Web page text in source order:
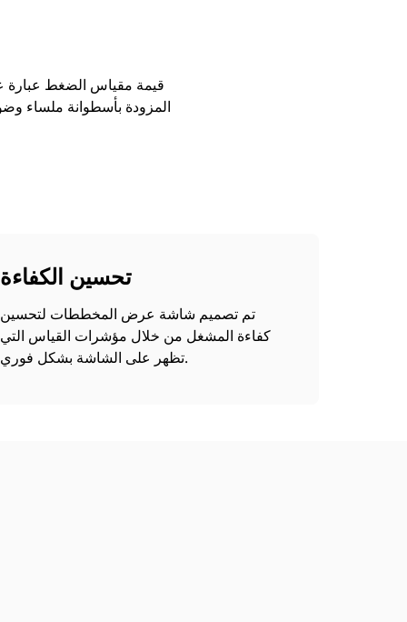
قيمة مقياس الضغط عبارة عن
المزودة بأسطوانة ملساء
تحسين الكفاءة
تم تصميم شاشة عرض المخططات لتحسين
كفاءة المشغل من خلال مؤشرات القياس التي
تظهر على الشاشة بشكل فوري.